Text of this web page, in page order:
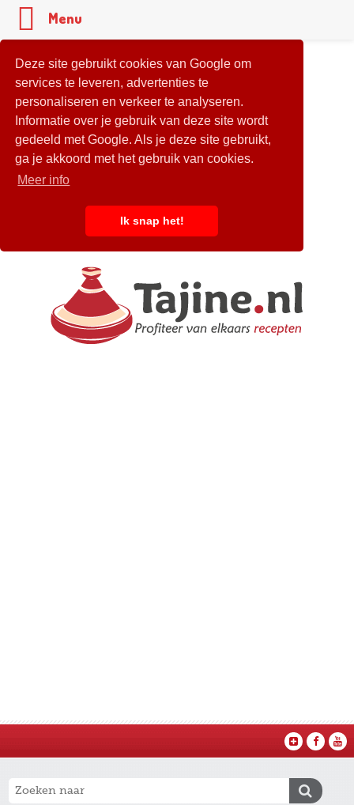
Deze site gebruikt cookies van Google om
services te leveren, advertenties te
personaliseren en verkeer te analyseren.
Informatie over je gebruik van deze site wordt
gedeeld met Google. Als je deze site gebruikt,
ga je akkoord met het gebruik van cookies.
Meer info
Ik snap het!
Menu